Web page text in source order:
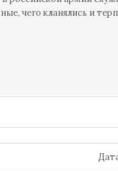
чего кланялись и